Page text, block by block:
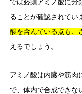
では必須アミノ酸に分
ることが確認されてい
酸を含んでいる点も、
えるでしょう。
アミノ酸は内臓や筋肉
で、体内で合成できな